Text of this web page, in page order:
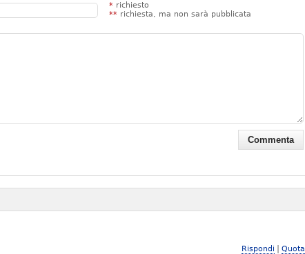
* richiesto
** richiesta, ma non sarà pubblicata
Rispondi Quota